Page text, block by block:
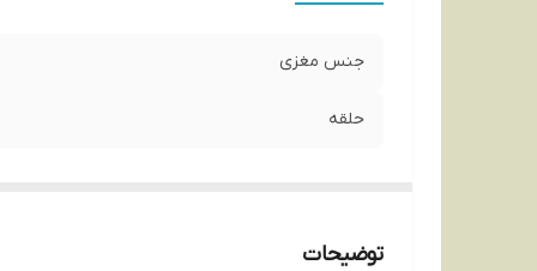
جنس مغزی
حلقه
توضیحات